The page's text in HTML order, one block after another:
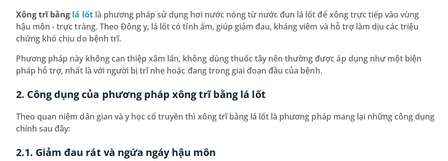
Xông trĩ bằng lá lốt là phương pháp sử dụng hơi nước nóng từ nước đun lá lốt để xông trực tiếp vào vùng
hậu môn - trực tràng. Theo Đông y, lá lốt có tính ấm, giúp giảm đau, kháng viêm và hỗ trợ làm dịu các triệu
chứng khó chịu do bệnh trĩ.
Phương pháp này không can thiệp xâm lấn, không dùng thuốc tây nên thường được áp dụng như một biện
pháp hỗ trợ, nhất là với người bị trĩ nhẹ hoặc đang trong giai đoạn đầu của bệnh.
2. Công dụng của phương pháp xông trĩ bằng lá lốt
Theo quan niệm dân gian và y học cổ truyền thì xông trĩ bằng lá lốt là phương pháp mang lại những công dụng
chính sau đây:
2.1. Giảm đau rát và ngứa ngáy hậu môn